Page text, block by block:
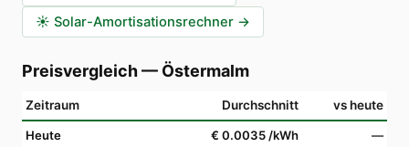
☀️ Solar-Amortisationsrechner →
Preisvergleich— Östermalm
Zeitraum Durchschnitt vs heute
Heute € 0.0035 /kWh
—